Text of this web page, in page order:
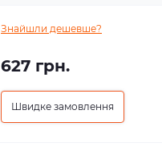
Знайшли дешевше?
627 грн.
Швидке замовлення